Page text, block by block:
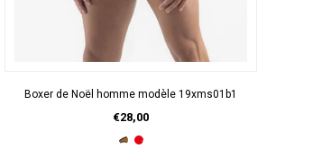
APERÇU RAPIDE
Boxer de Noël homme modèle 19xms01b1
€28,00